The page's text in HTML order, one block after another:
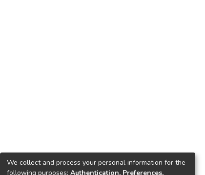
We collect and process your personal information for the
following purposes: Authentication, Preferences,